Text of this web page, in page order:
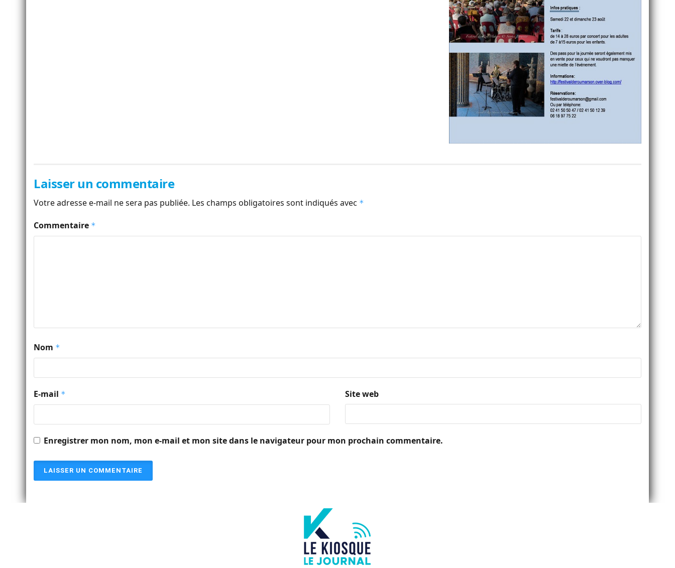
Laisser un commentaire
Votre adresse e-mail ne sera pas publiée. Les champs obligatoires sont indiqués avec *
Commentaire *
Nom *
E-mail * Site web
Enregistrer mon nom, mon e-mail et mon site dans le navigateur pour mon prochain commentaire.